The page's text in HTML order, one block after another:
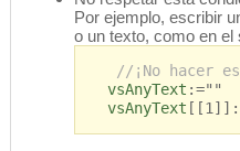
Por ejemplo, escribir
o un texto, como en el
//¡No hacer
vsAnyText :=""
vsAnyText